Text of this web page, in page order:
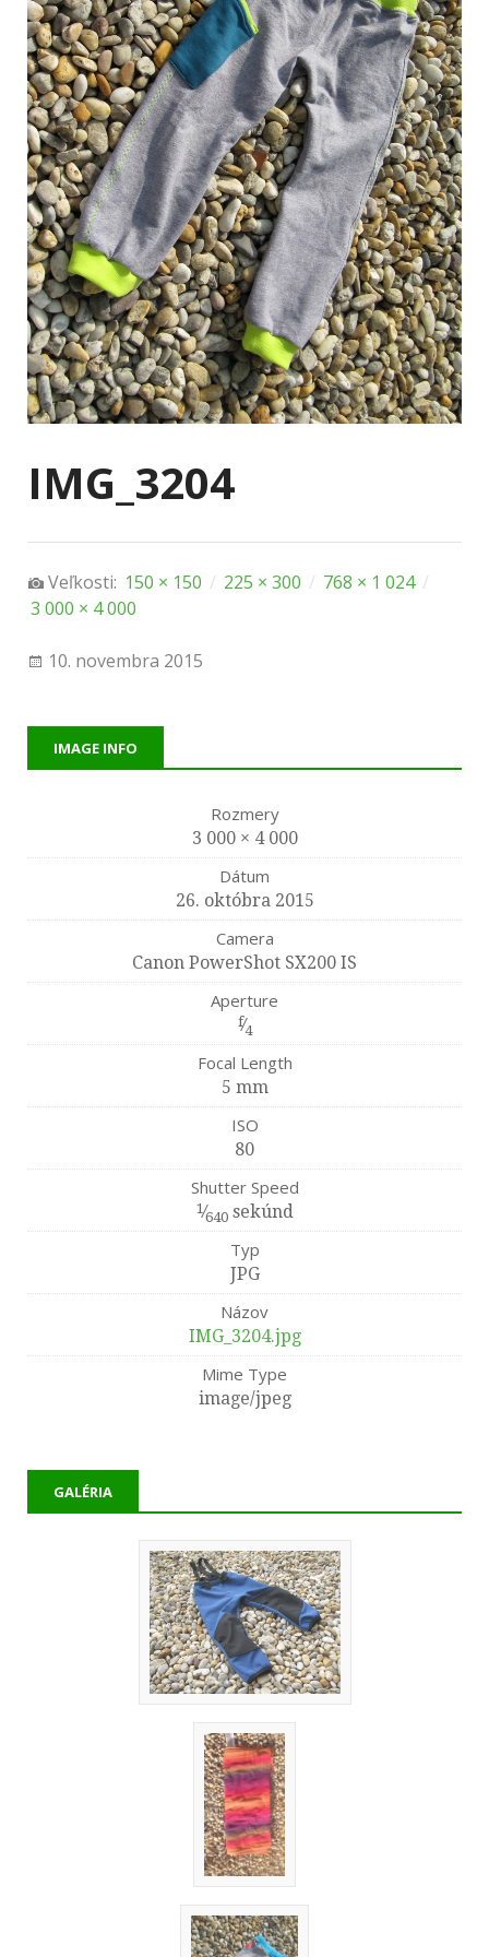
IMG_3204
Veľkosti: 150 × 150 / 225 × 300 / 768 × 1 024 /
3 000 × 4 000
10. novembra 2015
IMAGE INFO
Rozmery
3 000 × 4 000
Dátum
26. októbra 2015
Camera
Canon PowerShot SX200 IS
Aperture
f⁄4
Focal Length
5 mm
ISO
80
Shutter Speed
1⁄640sekúnd
Typ
JPG
Názov
IMG_3204.jpg
Mime Type
image/jpeg
GALÉRIA